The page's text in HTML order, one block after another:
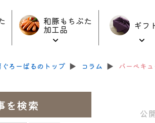
和豚もちぶた
加工品 ギフ
ろーばるのトップ ▶︎ コラム ▶︎ バーベキ
公
を検索